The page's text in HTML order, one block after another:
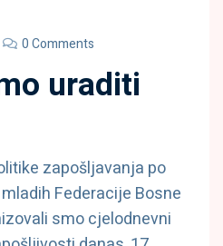
0 Comments
uraditi
zapošljavanja po
Federacije Bosne
smo cjelodnevni